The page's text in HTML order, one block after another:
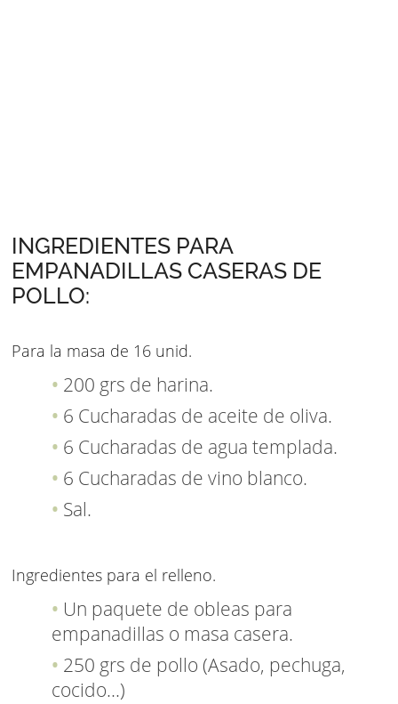
INGREDIENTES PARA
EMPANADILLAS CASERAS DE
POLLO:
Para la masa de 16 unid.
200 grs de harina.
6 Cucharadas de aceite de oliva.
6 Cucharadas de agua templada.
6 Cucharadas de vino blanco.
Sal.
Ingredientes para el relleno.
Un paquete de obleas para
empanadillas o masa casera.
250 grs de pollo (Asado, pechuga,
cocido...)